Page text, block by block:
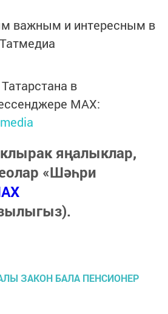
важным и интересным в
Татмедиа
в
MАХ:
яңалыклар,
«Шәһри
ЗАКОН БАЛА ПЕНСИОНЕР